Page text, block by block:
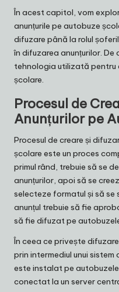
În acest capitol, vom
anunțurile pe autobuze
difuzare până la rolul
în difuzarea anunțurilor. De
tehnologia utilizată pentru
școlare.
Procesul de
Anunțurilor pe
Procesul de creare și
școlare este un proces
primul rând, trebuie să se
anunțurilor, apoi să se
selecteze formatul și să se
anunțul trebuie să fie
să fie difuzat pe
În ceea ce privește
prin intermediul unui
este instalat pe
conectat la un server